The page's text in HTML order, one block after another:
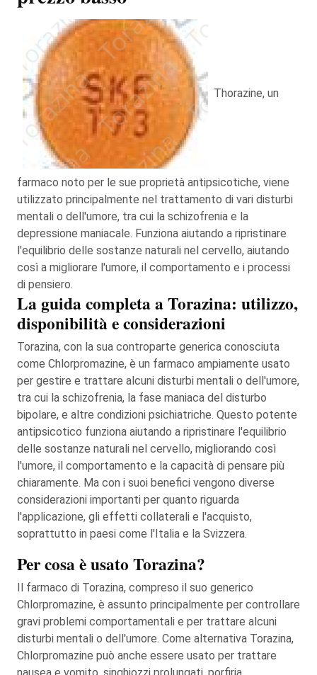
Thorazine, un
farmaco noto per le sue proprietà antipsicotiche, viene
utilizzato principalmente nel trattamento di vari disturbi
mentali o dell'umore, tra cui la schizofrenia e la
depressione maniacale. Funziona aiutando a ripristinare
l'equilibrio delle sostanze naturali nel cervello, aiutando
così a migliorare l'umore, il comportamento e i processi
di pensiero.
La guida completa a Torazina: utilizzo,
disponibilità e considerazioni
Torazina, con la sua controparte generica conosciuta
come Chlorpromazine, è un farmaco ampiamente usato
per gestire e trattare alcuni disturbi mentali o dell'umore,
tra cui la schizofrenia, la fase maniaca del disturbo
bipolare, e altre condizioni psichiatriche. Questo potente
antipsicotico funziona aiutando a ripristinare l'equilibrio
delle sostanze naturali nel cervello, migliorando così
l'umore, il comportamento e la capacità di pensare più
chiaramente. Ma con i suoi benefici vengono diverse
considerazioni importanti per quanto riguarda
l'applicazione, gli effetti collaterali e l'acquisto,
soprattutto in paesi come l'Italia e la Svizzera.
Per cosa è usato Torazina?
Il farmaco di Torazina, compreso il suo generico
Chlorpromazine, è assunto principalmente per controllare
gravi problemi comportamentali e per trattare alcuni
disturbi mentali o dell'umore. Come alternativa Torazina,
Chlorpromazine può anche essere usato per trattare